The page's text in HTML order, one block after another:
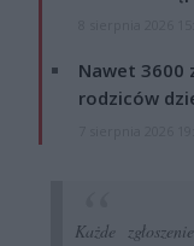
Nawet 3600
rodziców
Każde